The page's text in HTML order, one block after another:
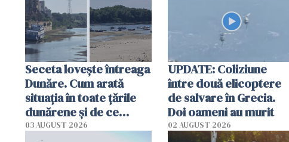
Seceta lovește întreaga
Dunăre. Cum arată
situația în toate țările
dunărene și de ce
România resimte
03 AUGUST 2026
UPDATE: Coliziune
între două elicoptere
de salvare în Grecia.
Doi oameni au murit
02 AUGUST 2026